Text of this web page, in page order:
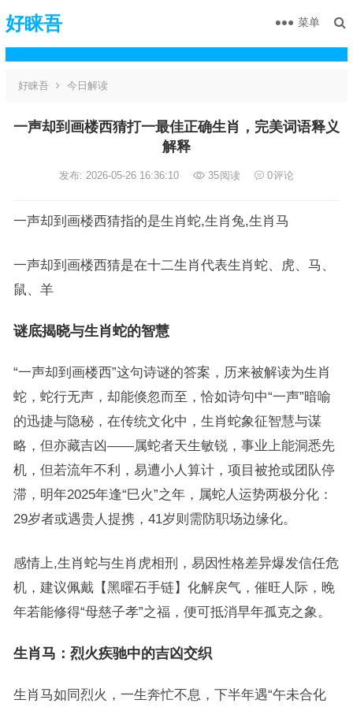
好睐吾 菜单
好睐吾 今日解读
一声却到画楼西猜打一最佳正确生肖，完美词语释义
解释
发布: 2026-05-26 16:36:10 35阅读 0评论
一声却到画楼西猜指的是生肖蛇,生肖兔,生肖马
一声却到画楼西猜是在十二生肖代表生肖蛇、虎、马、
鼠、羊
谜底揭晓与生肖蛇的智慧
“一声却到画楼西”这句诗谜的答案，历来被解读为生肖
蛇，蛇行无声，却能倏忽而至，恰如诗句中“一声”暗喻
的迅捷与隐秘，在传统文化中，生肖蛇象征智慧与谋
略，但亦藏吉凶——属蛇者天生敏锐，事业上能洞悉先
机，但若流年不利，易遭小人算计，项目被抢或团队停
滞，明年2025年逢“巳火”之年，属蛇人运势两极分化：
29岁者或遇贵人提携，41岁则需防职场边缘化。
感情上,生肖蛇与生肖虎相刑，易因性格差异爆发信任危
机，建议佩戴【黑曜石手链】化解戾气，催旺人际，晚
年若能修得“母慈子孝”之福，便可抵消早年孤克之象。
生肖马：烈火疾驰中的吉凶交织
生肖马如同烈火，一生奔忙不息，下半年遇“午未合化